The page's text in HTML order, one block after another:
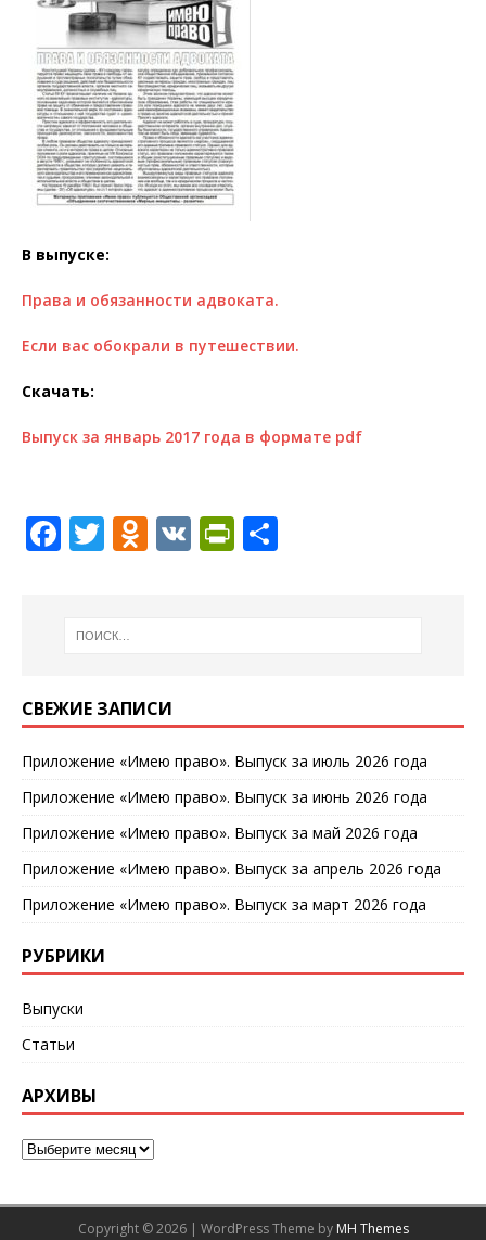
В выпуске:
Права и обязанности адвоката.
Если вас обокрали в путешествии.
Скачать:
Выпуск за январь 2017 года в формате pdf
F
e
o
o
k
T
te
O
a
ss
ni
ki
V P
n
dl
y
и
т
ь
СВЕЖИЕ ЗАПИСИ
Приложение «Имею право». Выпуск за июль 2026 года
Приложение «Имею право». Выпуск за июнь 2026 года
Приложение «Имею право». Выпуск за май 2026 года
Приложение «Имею право». Выпуск за апрель 2026 года
Приложение «Имею право». Выпуск за март 2026 года
РУБРИКИ
Выпуски
Статьи
АРХИВЫ
Copyright © 2026 | WordPress Theme by MH Themes